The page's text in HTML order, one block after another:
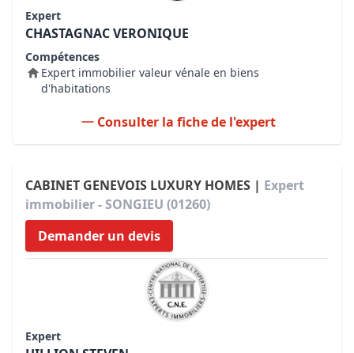
Expert
CHASTAGNAC VERONIQUE
Compétences
Expert immobilier valeur vénale en biens
d'habitations
Consulter la fiche de l'expert
CABINET GENEVOIS LUXURY HOMES | Expert
immobilier - SONGIEU (01260)
Demander un devis
Expert